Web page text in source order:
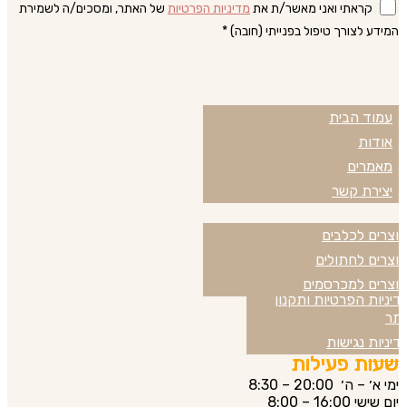
קראתי ואני מאשר/ת את מדיניות הפרטיות של האתר, ומסכים/ה לשמירת
המידע לצורך טיפול בפנייתי (חובה) *
עמודים באתר
עמוד הבית
אודות
מאמרים
יצירת קשר
המוצרים שלנו
לכלבים
לחתולים
למכרסמים
מדיניותהפרטיות ותקנון
נגישות
שעות פעילות
ימי א׳ – ה׳ 20:00 – 8:30
יום שישי 16:00 – 8:00